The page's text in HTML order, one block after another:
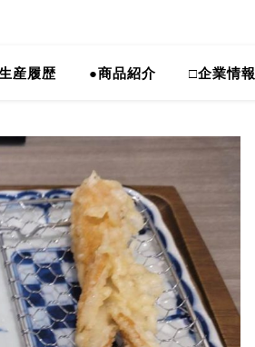
産履歴 ●商品紹介 □企業情報